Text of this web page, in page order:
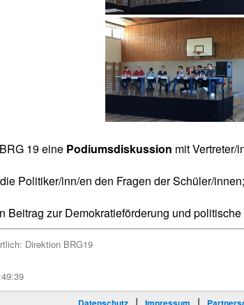
19 eine Podiumsdiskussion mit Vertreter/
Politiker/inn/en den Fragen der Schüler/
Beitrag zur Demokratieförderung und
Direktion BRG19
| |